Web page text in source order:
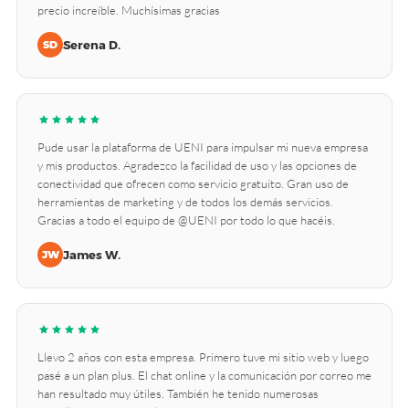
precio increíble. Muchísimas gracias
SD Serena D.
Pude usar la plataforma de UENI para impulsar mi nueva empresa
y mis productos. Agradezco la facilidad de uso y las opciones de
conectividad que ofrecen como servicio gratuito. Gran uso de
herramientas de marketing y de todos los demás servicios.
Gracias a todo el equipo de @UENI por todo lo que hacéis.
JW James W.
Llevo 2 años con esta empresa. Primero tuve mi sitio web y luego
pasé a un plan plus. El chat online y la comunicación por correo me
han resultado muy útiles. También he tenido numerosas